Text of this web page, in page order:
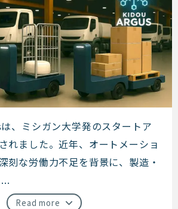
、ミシガン大学発のスタートア
れました。近年、オートメーショ
刻な労働力不足を背景に、製造・
Read more